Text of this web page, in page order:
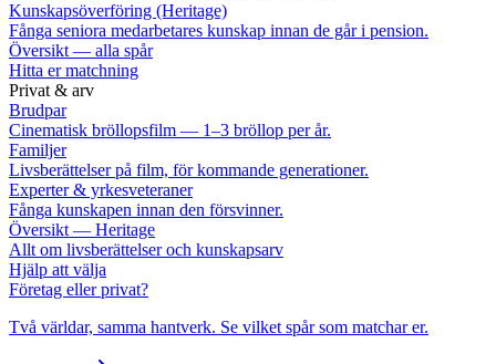
Kunskapsöverföring (Heritage)
Fånga seniora medarbetares kunskap innan de går i pension.
Översikt — alla spår
Hitta er matchning
Privat & arv
Brudpar
Cinematisk bröllopsfilm — 1–3 bröllop per år.
Familjer
Livsberättelser på film, för kommande generationer.
Experter & yrkesveteraner
Fånga kunskapen innan den försvinner.
Översikt — Heritage
Allt om livsberättelser och kunskapsarv
Hjälp att välja
Företag eller privat?
Två världar, samma hantverk. Se vilket spår som matchar er.